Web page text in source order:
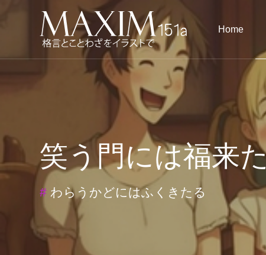
Home
笑う門には福来
# わらうかどにはふくきたる